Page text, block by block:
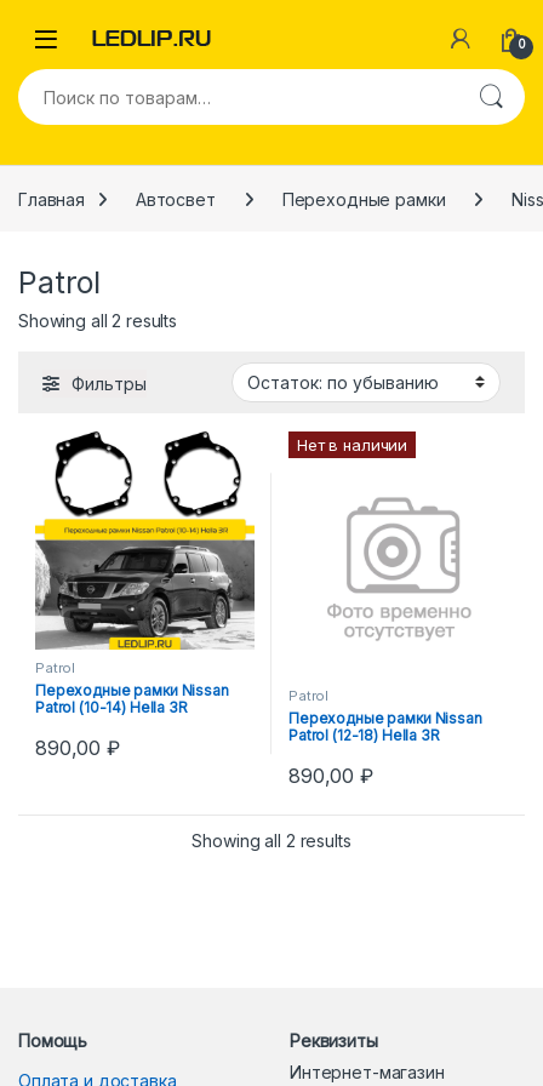
0
Искать:
Главная Автосвет Переходные рамки
Patrol
Showing all 2 results
Фильтры
Patrol
Переходные рамки Nissan
Patrol (10-14) Hella 3R
890,00₽
Нет в наличии
Patrol
Переходные рамки Nissan
Patrol (12-18) Hella 3R
890,00₽
Showing all 2 results
Помощь
Оплата и доставка
Реквизиты
Интернет-магазин